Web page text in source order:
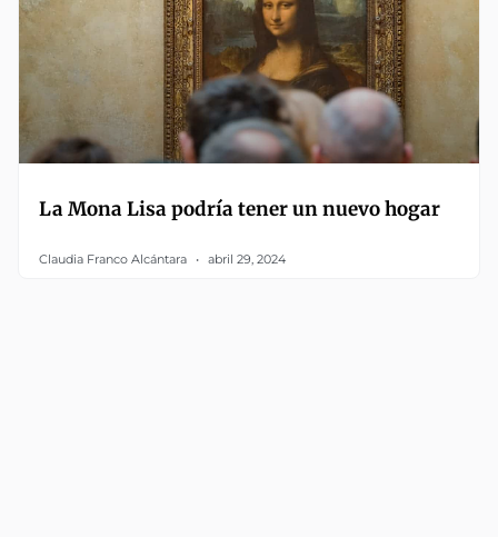
La Mona Lisa podría tener un nuevo hogar
Claudia Franco Alcántara abril 29, 2024